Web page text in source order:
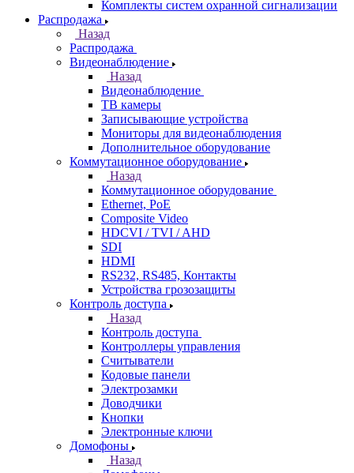
Комплекты систем охранной сигнализации
Распродажа
Назад
Распродажа
Видеонаблюдение
Назад
Видеонаблюдение
ТВ камеры
Записывающие устройства
Мониторы для видеонаблюдения
Дополнительное оборудование
Коммутационное оборудование
Назад
Коммутационное оборудование
Ethernet, PoE
Composite Video
HDCVI / TVI / AHD
SDI
HDMI
RS232, RS485, Контакты
Устройства грозозащиты
Контроль доступа
Назад
Контроль доступа
Контроллеры управления
Считыватели
Кодовые панели
Электрозамки
Доводчики
Кнопки
Электронные ключи
Домофоны
Назад